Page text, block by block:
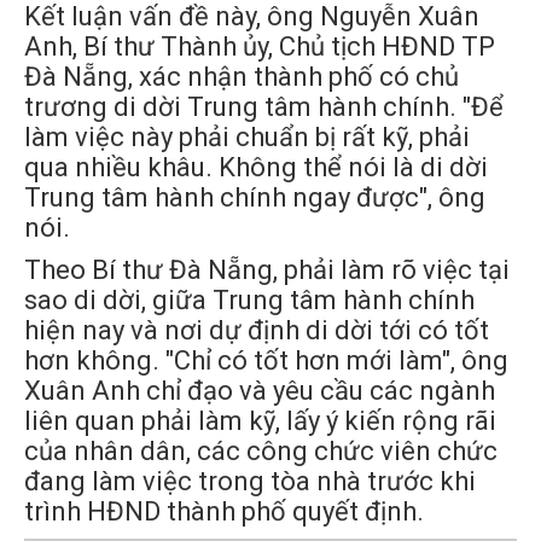
Kết luận vấn đề này, ông Nguyễn Xuân
Anh, Bí thư Thành ủy, Chủ tịch HĐND TP
Đà Nẵng, xác nhận thành phố có chủ
trương di dời Trung tâm hành chính. "Để
làm việc này phải chuẩn bị rất kỹ, phải
qua nhiều khâu. Không thể nói là di dời
Trung tâm hành chính ngay được", ông
nói.
Theo Bí thư Đà Nẵng, phải làm rõ việc tại
sao di dời, giữa Trung tâm hành chính
hiện nay và nơi dự định di dời tới có tốt
hơn không. "Chỉ có tốt hơn mới làm", ông
Xuân Anh chỉ đạo và yêu cầu các ngành
liên quan phải làm kỹ, lấy ý kiến rộng rãi
của nhân dân, các công chức viên chức
đang làm việc trong tòa nhà trước khi
trình HĐND thành phố quyết định.